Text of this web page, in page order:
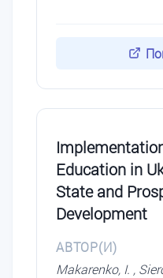
Education in
State and
Development
АВТОР(И)
Makarenko, I. ,